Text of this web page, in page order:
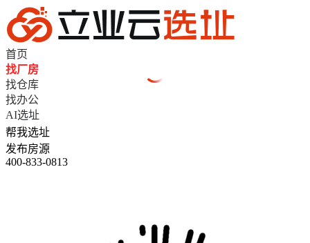
首页
找厂房
找仓库
找办公
AI选址
帮我选址
发布房源
400-833-0813